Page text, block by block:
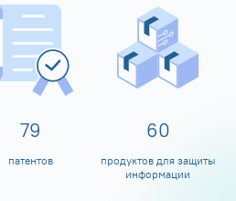
80
патентов
60
продуктов для защиты
информации